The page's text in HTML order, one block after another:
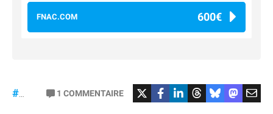
FNAC.COM 600€
#osmopocket4P
1 COMMENTAIRE